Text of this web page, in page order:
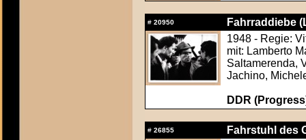
# 20950
Fahrraddiebe
1948 - Regie:
mit: Lamberto
Saltamerenda,
Jachino,
DDR
# 26855
Fahrstuhl des